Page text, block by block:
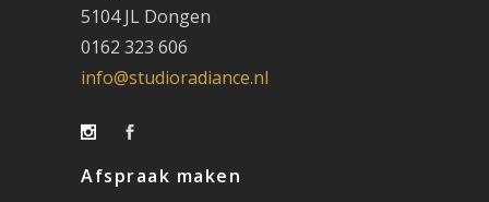
5104 JL Dongen
0162 323 606
info@studioradiance.nl
Afspraak maken